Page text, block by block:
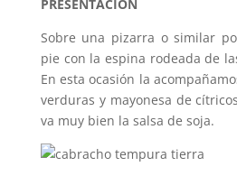
PRESENTACIÓN
Sobre una pizarra o similar
pie con la espina rodeada de
En esta ocasión la
verduras y mayonesa de
va muy bien la salsa de soja.